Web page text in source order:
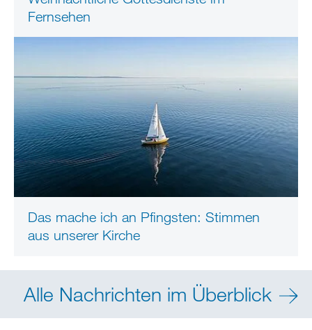
Fernsehen
Das mache ich an Pfingsten: Stimmen
aus unserer Kirche
Alle Nachrichten im Überblick